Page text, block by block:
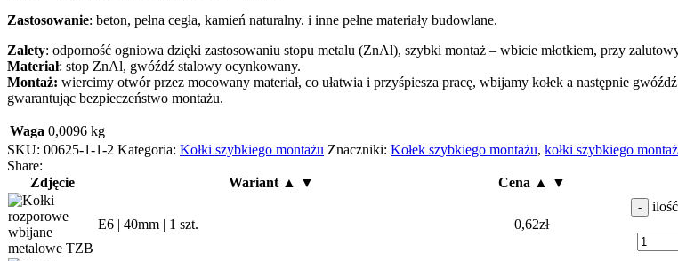
Zastosowanie: beton, pełna cegła, kamień naturalny. i inne pełne materiały budowlane.
Zalety: odporność ogniowa dzięki zastosowaniu stopu metalu (ZnAl), szybki montaż – wbicie młotkiem, przy
Materiał: stop ZnAl, gwóźdź stalowy ocynkowany.
Montaż: wiercimy otwór przez mocowany materiał, co ułatwia i przyśpiesza pracę, wbijamy kołek a następnie
gwarantując bezpieczeństwo montażu.
Waga 0,0096 kg
SKU: 00625-1-1-2 Kategoria: Kołki szybkiego montażu Znaczniki: Kołek szybkiego montażu, kołki szybkiego
Share:
Zdjęcie
Wariant ▲ ▼ Cena ▲ ▼
E6 | 40mm | 1 szt. 0,62zł
-